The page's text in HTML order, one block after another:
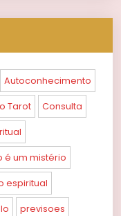
Autoconhecimento
Tarot Consulta
é um mistério
espiritual
previsoes